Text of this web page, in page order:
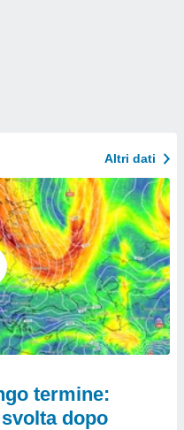
Altri dati
termine:
dopo